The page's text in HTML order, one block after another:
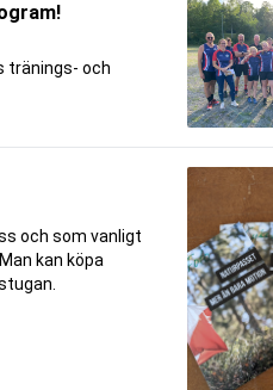
tränings- och
och som vanligt
kan köpa